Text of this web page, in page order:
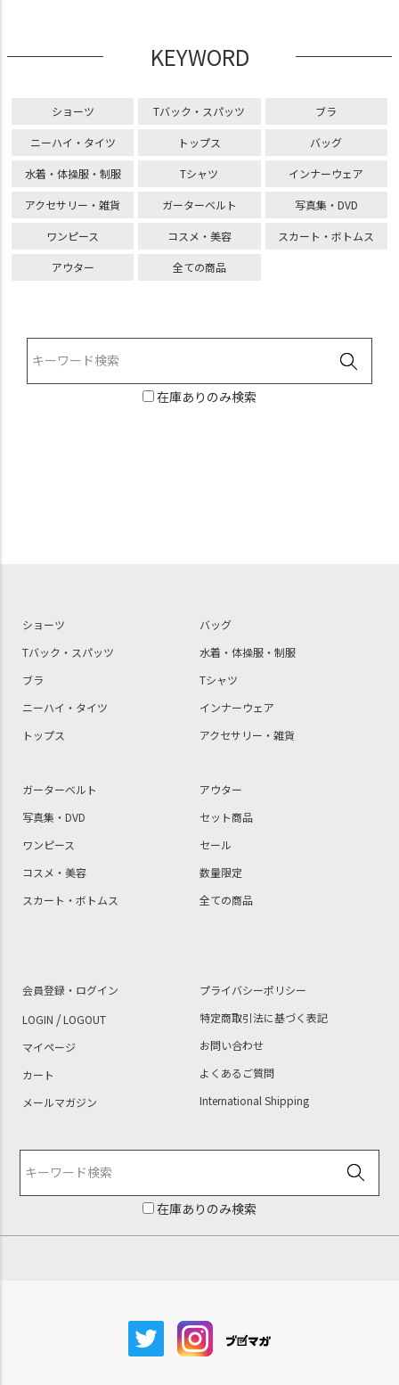
KEYWORD
ショーツ Tバック・スパッツ ブラ
ニーハイ・タイツ トップス バッグ
水着・体操服・制服 Tシャツ インナーウェア
アクセサリー・雑貨 ガーターベルト 写真集・DVD
ワンピース コスメ・美容 スカート・ボトムス
アウター 全ての商品
在庫ありのみ検索
ショーツ
Tバック・スパッツ
ブラ
ニーハイ・タイツ
トップス
バッグ
水着・体操服・制服
Tシャツ
インナーウェア
アクセサリー・雑貨
ガーターベルト
写真集・DVD
ワンピース
コスメ・美容
スカート・ボトムス
アウター
セット商品
セール
数量限定
全ての商品
会員登録・ログイン
LOGIN /LOGOUT
マイページ
カート
メールマガジン
プライバシーポリシー
特定商取引法に基づく表記
お問い合わせ
よくあるご質問
International Shipping
在庫ありのみ検索